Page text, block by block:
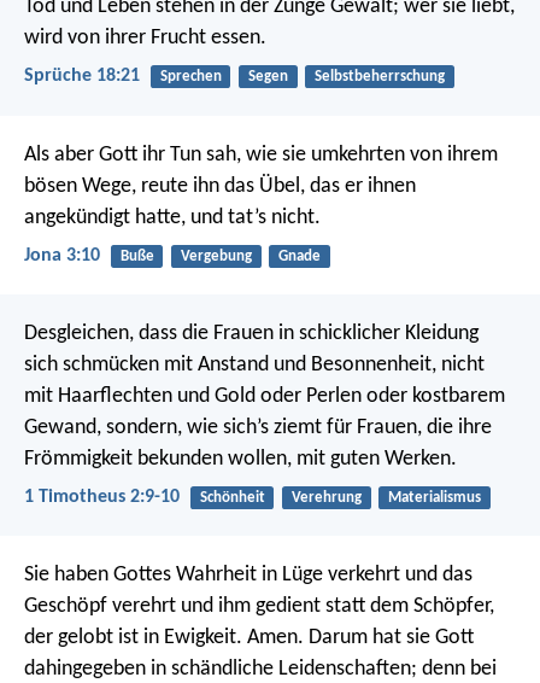
Tod und Leben stehen in der Zunge Gewalt; wer sie liebt,
wird von ihrer Frucht essen.
Sprüche 18:21 Sprechen Segen Selbstbeherrschung
Als aber Gott ihr Tun sah, wie sie umkehrten von ihrem
bösen Wege, reute ihn das Übel, das er ihnen
angekündigt hatte, und tat’s nicht.
Jona 3:10 Buße Vergebung Gnade
Desgleichen, dass die Frauen in schicklicher Kleidung
sich schmücken mit Anstand und Besonnenheit, nicht
mit Haarflechten und Gold oder Perlen oder kostbarem
Gewand, sondern, wie sich’s ziemt für Frauen, die ihre
Frömmigkeit bekunden wollen, mit guten Werken.
1 Timotheus 2:9-10 Schönheit Verehrung Materialismus
Sie haben Gottes Wahrheit in Lüge verkehrt und das
Geschöpf verehrt und ihm gedient statt dem Schöpfer,
der gelobt ist in Ewigkeit. Amen. Darum hat sie Gott
dahingegeben in schändliche Leidenschaften; denn bei